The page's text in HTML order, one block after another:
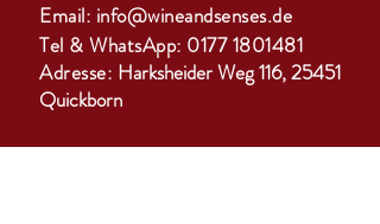
Email: info@wineandsenses.de
Tel & WhatsApp: 0177 1801481
Adresse: Harksheider Weg 116, 25451
Quickborn